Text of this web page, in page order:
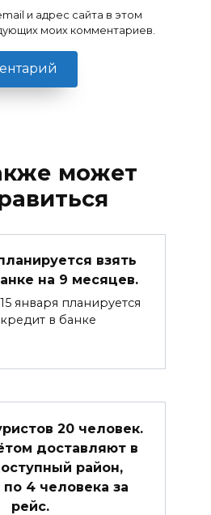
и адрес сайта в этом
моих комментариев.
может
взять
на 9 месяцев.
января планируется
кредит в банке
20 человек.
доставляют в
район,
по 4 человека за
рейс.